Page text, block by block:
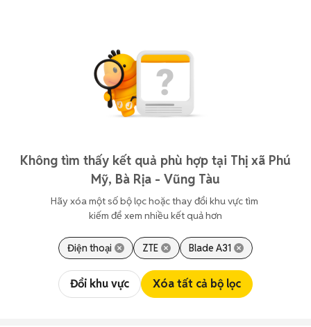
Không tìm thấy kết quả phù hợp tại Thị xã Phú
Mỹ, Bà Rịa - Vũng Tàu
Hãy xóa một số bộ lọc hoặc thay đổi khu vực tìm
kiếm để xem nhiều kết quả hơn
Điện thoại ZTE Blade A31
Đổi khu vực Xóa tất cả bộ lọc